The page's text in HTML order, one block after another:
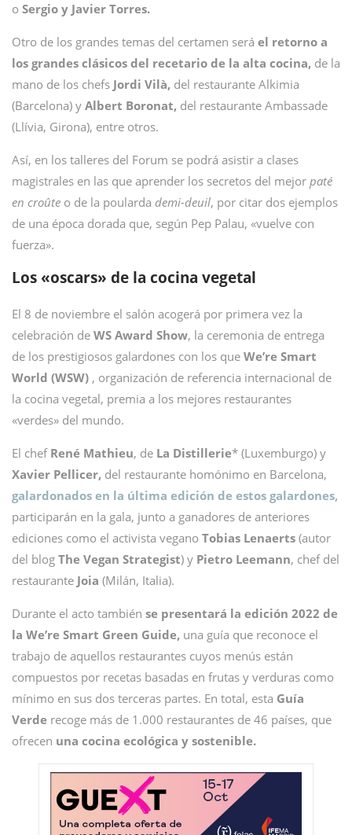
o Sergio y Javier Torres.
Otro de los grandes temas del certamen será el retorno a
los grandes clásicos del recetario de la alta cocina, de la
mano de los chefs Jordi Vilà, del restaurante Alkimia
(Barcelona) y Albert Boronat, del restaurante Ambassade
(Llívia, Girona), entre otros.
Así, en los talleres del Forum se podrá asistir a clases
magistrales en las que aprender los secretos del mejor paté
en croûte o de la poularda demi-deuil, por citar dos ejemplos
de una época dorada que, según Pep Palau, «vuelve con
fuerza».
Los «oscars» de la cocina vegetal
El 8 de noviembre el salón acogerá por primera vez la
celebración de WS Award Show, la ceremonia de entrega
de los prestigiosos galardones con los que We’re Smart
World (WSW) , organización de referencia internacional de
la cocina vegetal, premia a los mejores restaurantes
«verdes» del mundo.
El chef René Mathieu, de La Distillerie* (Luxemburgo) y
Xavier Pellicer, del restaurante homónimo en Barcelona,
galardonados en la última edición de estos galardones,
participarán en la gala, junto a ganadores de anteriores
ediciones como el activista vegano Tobias Lenaerts (autor
del blog The Vegan Strategist) y Pietro Leemann, chef del
restaurante Joia (Milán, Italia).
Durante el acto también se presentará la edición 2022 de
la We’re Smart Green Guide, una guía que reconoce el
trabajo de aquellos restaurantes cuyos menús están
compuestos por recetas basadas en frutas y verduras como
mínimo en sus dos terceras partes. En total, esta Guía
Verde recoge más de 1.000 restaurantes de 46 países, que
ofrecen una cocina ecológica y sostenible.